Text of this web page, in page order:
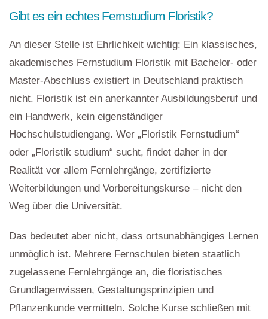
Gibt es ein echtes Fernstudium Floristik?
An dieser Stelle ist Ehrlichkeit wichtig: Ein klassisches,
akademisches Fernstudium Floristik mit Bachelor- oder
Master-Abschluss existiert in Deutschland praktisch
nicht. Floristik ist ein anerkannter Ausbildungsberuf und
ein Handwerk, kein eigenständiger
Hochschulstudiengang. Wer „Floristik Fernstudium“
oder „Floristik studium“ sucht, findet daher in der
Realität vor allem Fernlehrgänge, zertifizierte
Weiterbildungen und Vorbereitungskurse – nicht den
Weg über die Universität.
Das bedeutet aber nicht, dass ortsunabhängiges Lernen
unmöglich ist. Mehrere Fernschulen bieten staatlich
zugelassene Fernlehrgänge an, die floristisches
Grundlagenwissen, Gestaltungsprinzipien und
Pflanzenkunde vermitteln. Solche Kurse schließen mit